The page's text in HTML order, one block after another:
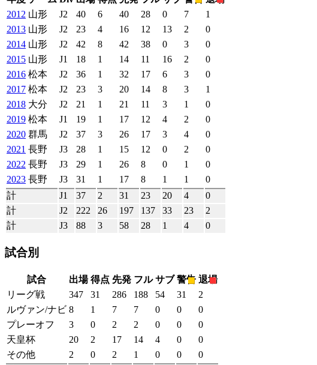
2012 山形 J2 40 6 40 28 0 7
1
2013 山形 J2 23 4 16 12 13 2
0
2014 山形 J2 42 8 42 38 0 3
0
2015 山形 J1 18 1 14 11 16 2
0
2016 松本 J2 36 1 32 17 6 3
0
2017 松本 J2 23 3 20 14 8 3
1
2018 大分 J2 21 1 21 11 3 1
0
2019 松本 J1 19 1 17 12 4 2
0
2020 群馬 J2 37 3 26 17 3 4
0
2021 長野 J3 28 1 15 12 0 2
0
2022 長野 J3 29 1 26 8 0 1
0
2023 長野 J3 31 1 17 8 1 1
0
計
J1 37 2 31 23 20 4
0
計
J2 222 26 197 137 33 23
2
計
J3 88 3 58 28 1 4 0
試合別
試合 出場 得点 先発 フル サブ 警告 退場
リーグ戦
347 31 286 188 54 31
2
ルヴァン/ナビ 8 1 7 7 0 0
0
プレーオフ
3 0 2 2 0 0
0
天皇杯
20 2 17 14 4 0
0
その他
2 0 2 1 0 0
0